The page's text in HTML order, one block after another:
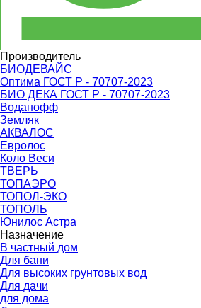
Производитель
БИОДЕВАЙС
Оптима ГОСТ Р - 70707-2023
БИО ДЕКА ГОСТ Р - 70707-2023
Воданофф
Земляк
АКВАЛОС
Евролос
Коло Веси
ТВЕРЬ
ТОПАЭРО
ТОПОЛ-ЭКО
ТОПОЛЬ
Юнилос Астра
Назначение
В частный дом
Для бани
Для высоких грунтовых вод
Для дачи
для дома